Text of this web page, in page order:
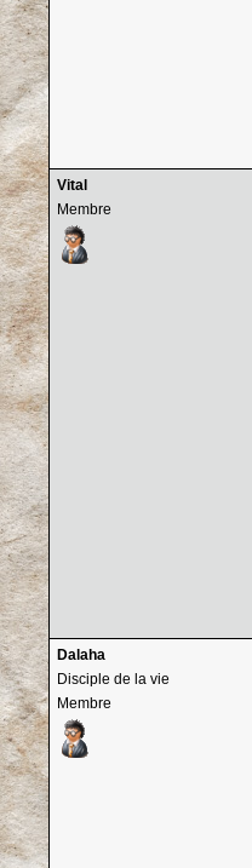
Vital
Membre
Dalaha
Disciple de la vie
Membre